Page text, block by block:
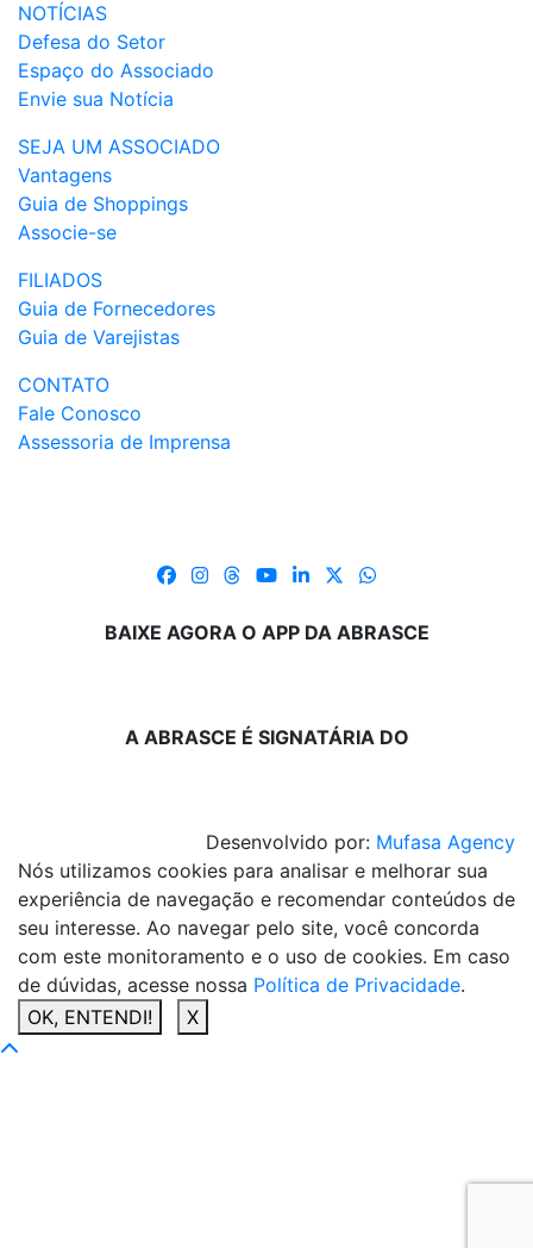
NOTÍCIAS
Defesa do Setor
Espaço do Associado
Envie sua Notícia
SEJA UM ASSOCIADO
Vantagens
Guia de Shoppings
Associe-se
FILIADOS
Guia de Fornecedores
Guia de Varejistas
CONTATO
Fale Conosco
Assessoria de Imprensa
BAIXE AGORA O APP DA ABRASCE
A ABRASCE É SIGNATÁRIA DO
Desenvolvido por: Mufasa Agency
Nós utilizamos cookies para analisar e melhorar sua
experiência de navegação e recomendar conteúdos de
seu interesse. Ao navegar pelo site, você concorda
com este monitoramento e o uso de cookies. Em caso
de dúvidas, acesse nossa Política de Privacidade.
OK, ENTENDI!
X